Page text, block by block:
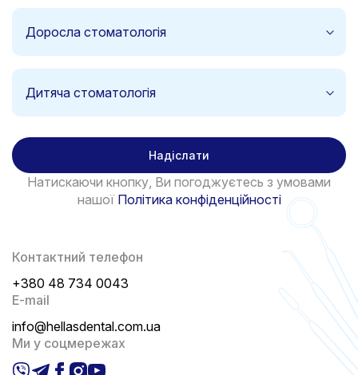
Доросла стоматологія
Дитяча стоматологія
Надіслати
Натискаючи кнопку, Ви погоджуєтесь з умовами
нашої Політика конфіденційності
Контактний телефон
+380 48 734 0043
E-mail
info@hellasdental.com.ua
Ми у соцмережах